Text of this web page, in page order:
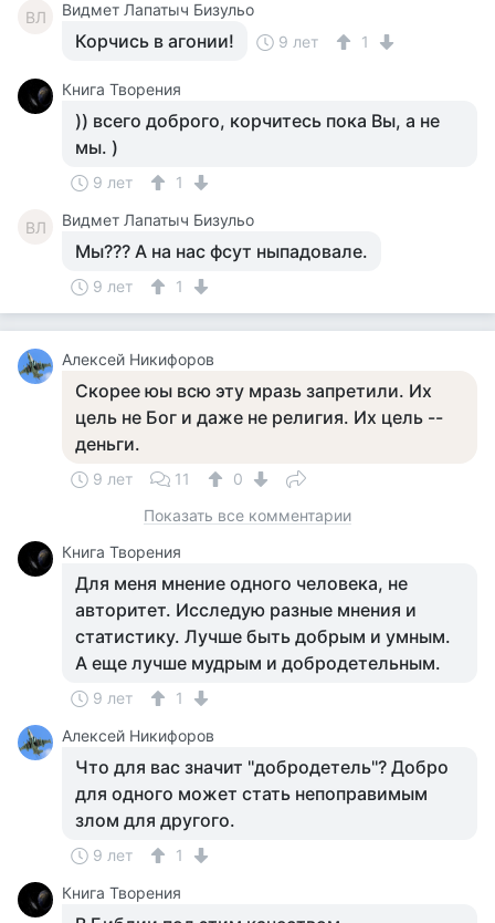
ВЛ Видмет Лапатыч Бизульо
Корчись в агонии! 9 лет 1
Книга Творения
)) всего доброго, корчитесь пока Вы, а не
мы. )
9 лет 1
ВЛ Видмет Лапатыч Бизульо
Мы??? А на нас фсут ныпадовале.
9 лет 1
Алексей Никифоров
Скорее юы всю эту мразь запретили. Их
цель не Бог и даже не религия. Их цель --
деньги.
9 лет 11
0
Показать все комментарии
Книга Творения
Для меня мнение одного человека, не
авторитет. Исследую разные мнения и
статистику. Лучше быть добрым и умным.
А еще лучше мудрым и добродетельным.
9 лет
1
Алексей Никифоров
Что для вас значит ''добродетель''? Добро
для одного может стать непоправимым
злом для другого.
9 лет
1
Книга Творения